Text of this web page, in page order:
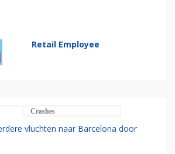
Retail Employee
Crashes
vluchten naar Barcelona door